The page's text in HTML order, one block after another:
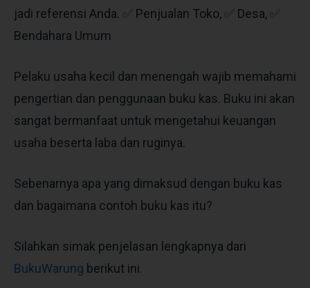
jadi referensi Anda. ✅ Penjualan Toko, ✅ Desa, ✅
Bendahara Umum
Pelaku usaha kecil dan menengah wajib memahami
pengertian dan penggunaan buku kas. Buku ini akan
sangat bermanfaat untuk mengetahui keuangan
usaha beserta laba dan ruginya.
Sebenarnya apa yang dimaksud dengan buku kas
dan bagaimana contoh buku kas itu?
Silahkan simak penjelasan lengkapnya dari
BukuWarung berikut ini.